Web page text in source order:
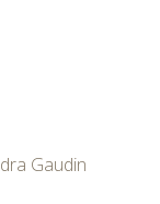
Gaudin